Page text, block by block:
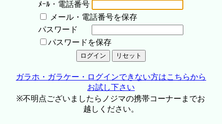
ﾒｰﾙ・電話番号
メール・電話番号を保存
パスワード
パスワードを保存
ガラホ・ガラケー・ログインできない方はこちらから
お試し下さい
※不明点ございましたらノジマの携帯コーナーまでお
越しください。